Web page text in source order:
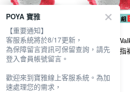
【廠商直送】Walkplus
織步加-健將五指襪-2
雙入-紅24-28
NT$600
【廠商直送】
織步加-健將五指
POYA 寶雅
【重要通知】
客服系統將於8/17更新，
為保障留言資訊可保留查詢，請先
登入會員帳號留言。
歡迎來到寶雅線上客服系統。為加
速處理您的需求，